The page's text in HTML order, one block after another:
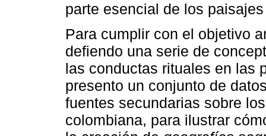
parte esencial de los
Para cumplir con el objetivo
defiendo una serie de
las conductas rituales en las
presento un conjunto de
fuentes secundarias sobre
colombiana, para ilustrar